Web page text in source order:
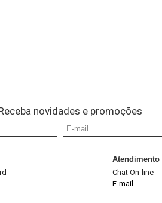
novidades e promoções
Atendimento
Chat On-line
E-mail